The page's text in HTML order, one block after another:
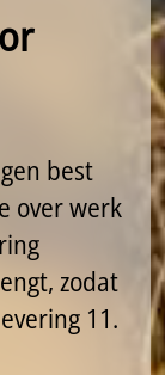
best
over werk
zodat
11.